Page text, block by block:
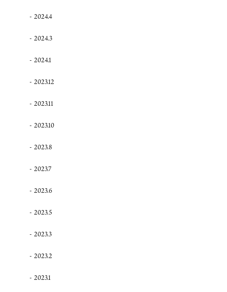
2024.4
2024.3
2024.1
2023.12
2023.11
2023.10
2023.8
2023.7
2023.6
2023.5
2023.3
2023.2
2023.1